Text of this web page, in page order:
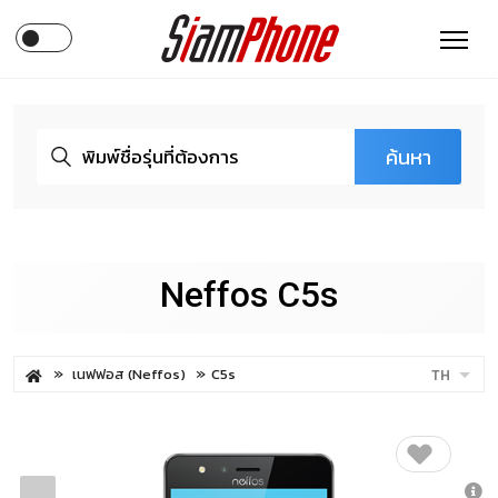
ค้นหา
Neffos C5s
เนฟฟอส (Neffos) C5s TH